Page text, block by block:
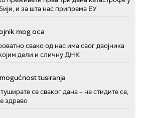
и за шта нас припрема ЕУ
mog oca
свако од нас има свог двојника
дели и сличну ДНК
tusiranja
се сваког дана – не стидите се,
здраво